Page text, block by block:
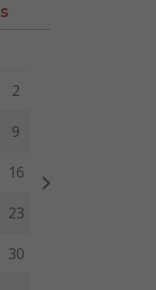
Jueves
2
9
16
23
30